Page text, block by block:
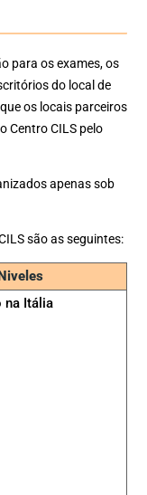
para os exames, os
do local de
os locais parceiros
Centro CILS pelo
apenas sob
são as seguintes:
na Itália